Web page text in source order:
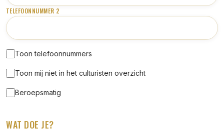
TELEFOONNUMMER 2
Toon telefoonnummers
Toon mij niet in het culturisten overzicht
Beroepsmatig
WAT DOE JE?